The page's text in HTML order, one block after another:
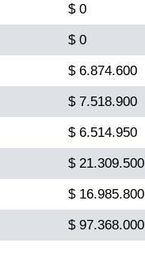
$ 0
$ 0
$ 6.874.600
$ 7.518.900
$ 6.514.950
$ 21.309.500
$ 16.985.800
$ 97.368.000